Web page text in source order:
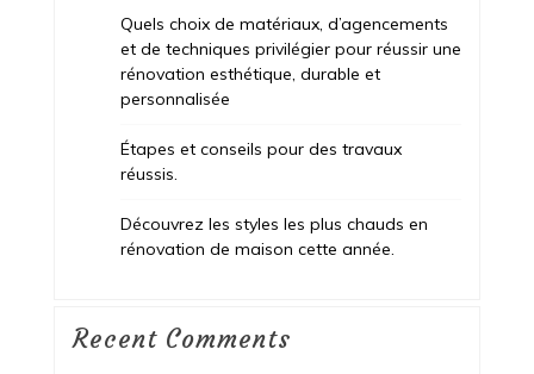
Quels choix de matériaux, d’agencements
et de techniques privilégier pour réussir une
rénovation esthétique, durable et
personnalisée
Étapes et conseils pour des travaux
réussis.
Découvrez les styles les plus chauds en
rénovation de maison cette année.
Recent Comments